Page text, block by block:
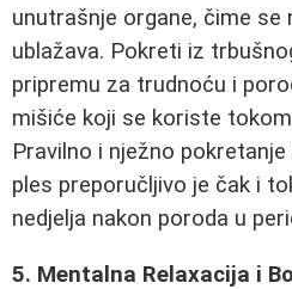
unutrašnje organe, čime
ublažava. Pokreti iz
pripremu za trudnoću i
mišiće koji se koriste
Pravilno i nježno
ples preporučljivo je čak i
nedjelja nakon poroda u
5. Mentalna Relaxacija i